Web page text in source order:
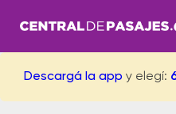
Descargá la app y elegí: